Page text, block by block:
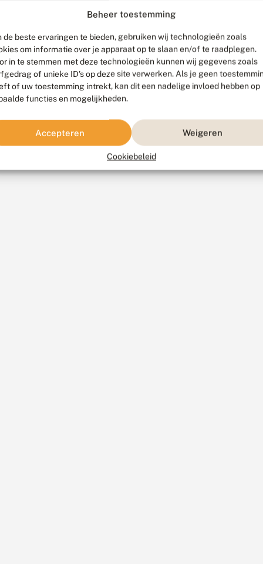
Beheer toestemming
de beste ervaringen te bieden, gebruiken wij technologieën zoals
om informatie over je apparaat op te slaan en/of te raadplegen.
in te stemmen met deze technologieën kunnen wij gegevens zoals
of unieke ID's op deze site verwerken. Als je geen
of uw toestemming intrekt, kan dit een nadelige invloed hebben op
functies en mogelijkheden.
Accepteren Weigeren
Cookiebeleid